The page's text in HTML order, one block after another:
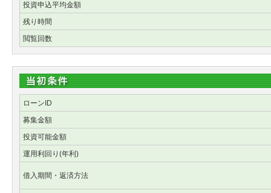
投資申込平均金額
残り時間
閲覧回数
ローンID
募集金額
投資可能金額
運用利回り(年利)
借入期間・返済方法